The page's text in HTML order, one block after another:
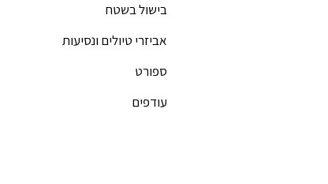
בישול בשטח
אביזרי טיולים ונסיעות
ספורט
עודפים